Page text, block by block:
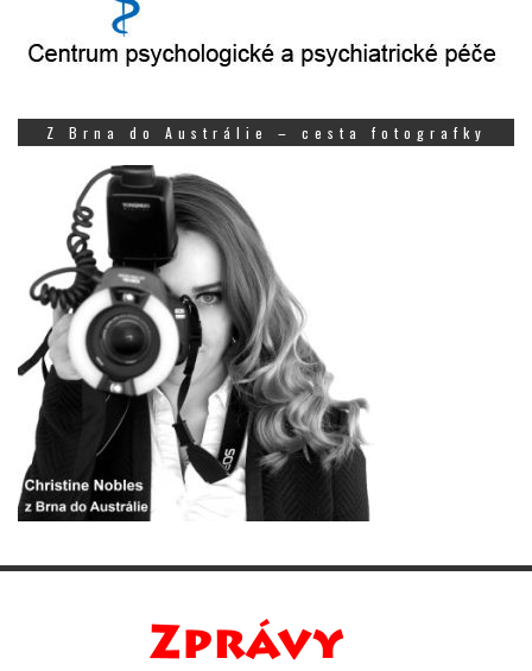
Z Brna do Austrálie – cesta fotografky